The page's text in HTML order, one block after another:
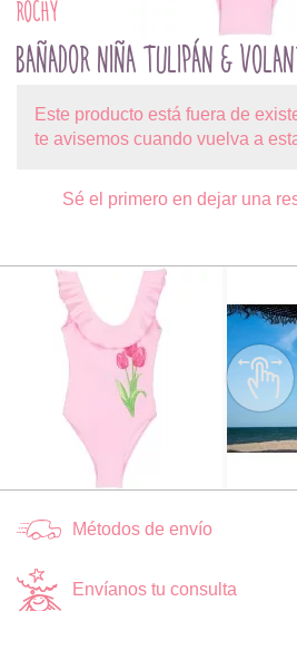
ROCHY
BAÑADOR NIÑA TULIPÁN &
Este producto está fuera de
te avisemos cuando vuelva a
Sé el primero en dejar una
Métodos de envío
Envíanos tu consulta